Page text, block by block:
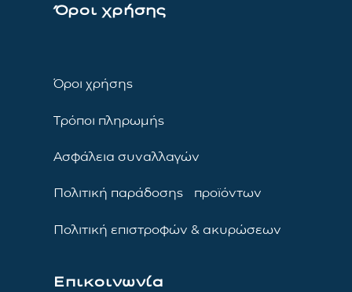
Όροι χρήσης
Όροι χρήσης
Τρόποι πληρωμής
Ασφάλεια συναλλαγών
Πολιτική παράδοσης προϊόντων
Πολιτική επιστροφών & ακυρώσεων
Επικοινωνία